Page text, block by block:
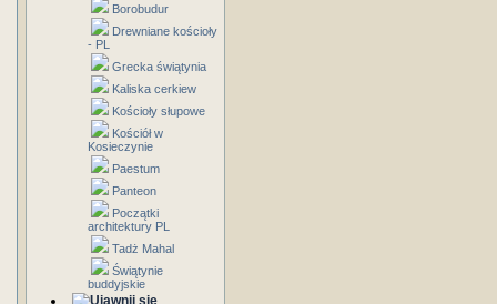
Borobudur
Drewniane kościoły
- PL
Grecka świątynia
Kaliska cerkiew
Kościoły słupowe
Kościół w
Kosieczynie
Paestum
Panteon
Początki
architektury PL
Tadż Mahal
Świątynie
buddyjskie